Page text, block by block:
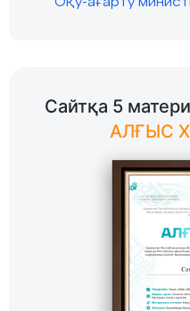
Сайтқа 5
АЛҒЫС